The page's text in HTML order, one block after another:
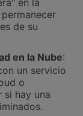
en la
de su
en la Nube:
un servicio
o
si hay una